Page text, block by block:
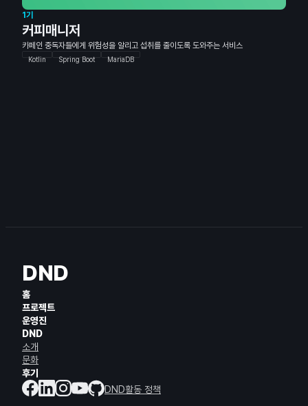
1기
커피매니저
카페인 중독자들에게 위험성을 알리고 섭취를 줄이도록 도와주는 서비스
Kotlin Spring Boot MariaDB
DND
홈
프로젝트
운영진
DND
소개
문화
후기
DND활동 정책